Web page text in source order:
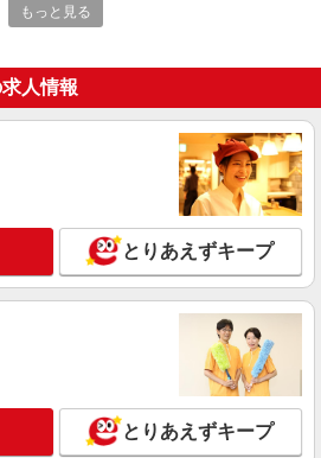
1,150円以上 平日 時給1,150円以上 土日・
給1,150円以上
詳細を見る
調理スタッフ（簡単な接客・調理・清
）
休日手当 土日祝手当 時給＋50
詳細を見る
ス）
もっと見る
人情報
とりあえずキープ
とりあえずキープ